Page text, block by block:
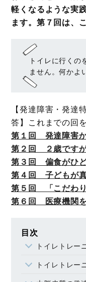
軽くなるような実
ます。第７回は、
トイレに行くの
ません。何かよ
【発達障害・発達
答】これまでの回
第１回 発達障害
第２回 ２歳です
第３回 偏食がひ
第４回 子どもが
第５回 「こだわ
第６回 医療機関
目次
トイレトレー
トイレトレー